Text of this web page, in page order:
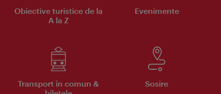
Obiective turistice de la
A la Z
Evenimente
Transport în comun &
Sosire